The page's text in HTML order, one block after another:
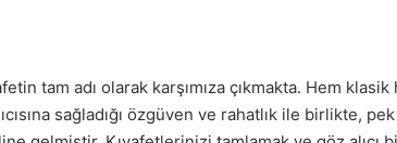
tam adı olarak karşımıza çıkmakta. Hem klasik
sağladığı özgüven ve rahatlık ile birlikte,